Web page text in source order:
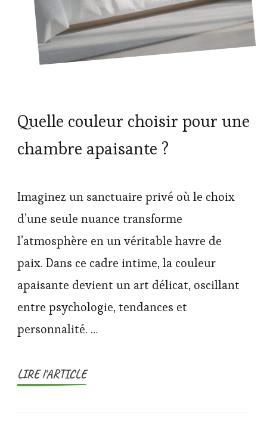
Quelle couleur choisir pour une
chambre apaisante ?
Imaginez un sanctuaire privé où le choix
d’une seule nuance transforme
l’atmosphère en un véritable havre de
paix. Dans ce cadre intime, la couleur
apaisante devient un art délicat, oscillant
entre psychologie, tendances et
personnalité. …
LIRE l'ARTICLE